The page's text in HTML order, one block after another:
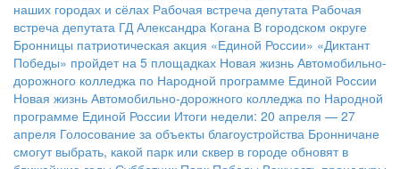
наших городах и сёлах Рабочая встреча депутата Рабочая
встреча депутата ГД Александра Когана В городском округе
Бронницы патриотическая акция «Единой России» «Диктант
Победы» пройдет на 5 площадках Новая жизнь Автомобильно-
дорожного колледжа по Народной программе Единой России
Новая жизнь Автомобильно-дорожного колледжа по Народной
программе Единой России Итоги недели: 20 апреля — 27
апреля Голосование за объекты благоустройства Бронничане
смогут выбрать, какой парк или сквер в городе обновят в